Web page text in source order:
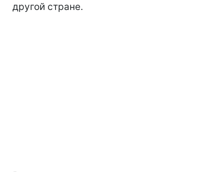
другой стране.